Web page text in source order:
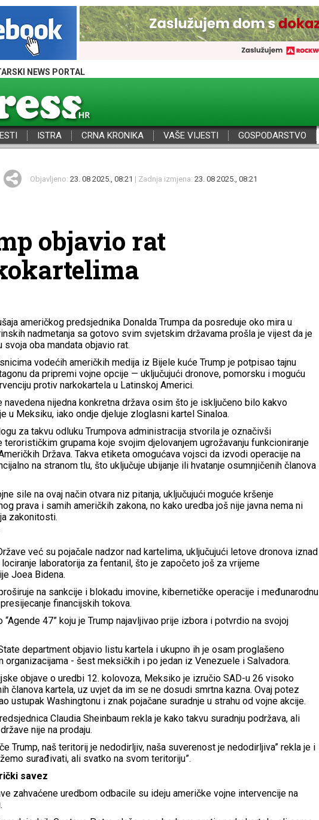
NEWS PORTAL
ISTRA CRNA KRONIKA VAŠE VIJESTI GOSPODARSTVO
Objavljeno: 23. 08 2025., 08:21 | Zadnja izmjena: 23. 08 2025., 08:21
objavio rat
američkog predsjednika Donalda Trumpa da posreduje oko mira u
nadmetanja sa gotovo svim svjetskim državama prošla je vijest da je
svoja oba mandata objavio rat.
vodećih američkih medija iz Bijele kuće Trump je potpisao tajnu
da pripremi vojne opcije — uključujući dronove, pomorsku i moguću
protiv narkokartela u Latinskoj Americi.
navedena nijedna konkretna država osim što je isključeno bilo kakvo
u Meksiku, iako ondje djeluje zloglasni kartel Sinaloa.
za takvu odluku Trumpova administracija stvorila je označivši
terorističkim grupama koje svojim djelovanjem ugrožavanju funkcioniranje
Država. Takva etiketa omogućava vojsci da izvodi operacije na
na stranom tlu, što uključuje ubijanje ili hvatanje osumnjičenih članova
sile na ovaj način otvara niz pitanja, uključujući moguće kršenje
prava i samih američkih zakona, no kako uredba još nije javna nema ni
zakonitosti.
već su pojačale nadzor nad kartelima, uključujući letove dronova iznad
laboratorija za fentanil, što je započeto još za vrijeme
Joea Bidena.
na sankcije i blokadu imovine, kibernetičke operacije i međunarodnu
financijskih tokova.
“Agende 47” koju je Trump najavljivao prije izbora i potvrdio na svojoj
department objavio listu kartela i ukupno ih je osam proglašeno
organizacijama - šest meksičkih i po jedan iz Venezuele i Salvadora.
objave o uredbi 12. kolovoza, Meksiko je izručio SAD-u 26 visoko
članova kartela, uz uvjet da im se ne dosudi smrtna kazna. Ovaj potez
ustupak Washingtonu i znak pojačane suradnje u strahu od vojne akcije.
Claudia Sheinbaum rekla je kako takvu suradnju podržava, ali
nije na prodaju.
Trump, naš teritorij je nedodirljiv, naša suverenost je nedodirljiva” rekla je i
surađivati, ali svatko na svom teritoriju”.
savez
zahvaćene uredbom odbacile su ideju američke vojne intervencije na